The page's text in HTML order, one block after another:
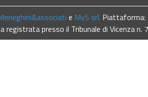
e MyS srl. Piattaforma:
registrata presso il Tribunale di Vicenza n.